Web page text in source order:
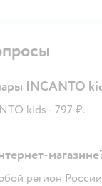
INCANTO
kids - 797 ₽.
регион